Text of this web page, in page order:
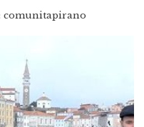
comunitapirano